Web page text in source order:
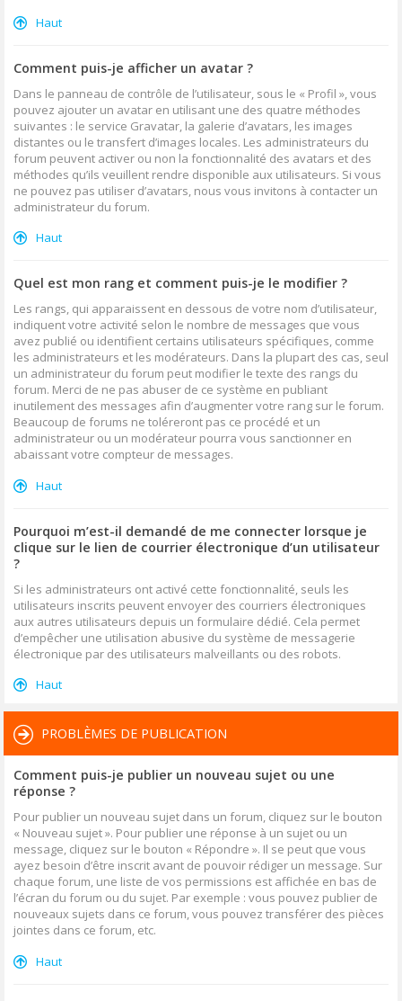
Haut
Comment puis-je afficher un avatar ?
Dans le panneau de contrôle de l’utilisateur, sous le « Profil », vous
pouvez ajouter un avatar en utilisant une des quatre méthodes
suivantes : le service Gravatar, la galerie d’avatars, les images
distantes ou le transfert d’images locales. Les administrateurs du
forum peuvent activer ou non la fonctionnalité des avatars et des
méthodes qu’ils veuillent rendre disponible aux utilisateurs. Si vous
ne pouvez pas utiliser d’avatars, nous vous invitons à contacter un
administrateur du forum.
Haut
Quel est mon rang et comment puis-je le modifier ?
Les rangs, qui apparaissent en dessous de votre nom d’utilisateur,
indiquent votre activité selon le nombre de messages que vous
avez publié ou identifient certains utilisateurs spécifiques, comme
les administrateurs et les modérateurs. Dans la plupart des cas, seul
un administrateur du forum peut modifier le texte des rangs du
forum. Merci de ne pas abuser de ce système en publiant
inutilement des messages afin d’augmenter votre rang sur le forum.
Beaucoup de forums ne toléreront pas ce procédé et un
administrateur ou un modérateur pourra vous sanctionner en
abaissant votre compteur de messages.
Haut
Pourquoi m’est-il demandé de me connecter lorsque je
clique sur le lien de courrier électronique d’un utilisateur
?
Si les administrateurs ont activé cette fonctionnalité, seuls les
utilisateurs inscrits peuvent envoyer des courriers électroniques
aux autres utilisateurs depuis un formulaire dédié. Cela permet
d’empêcher une utilisation abusive du système de messagerie
électronique par des utilisateurs malveillants ou des robots.
Haut
PROBLÈMES DE PUBLICATION
Comment puis-je publier un nouveau sujet ou une
réponse ?
Pour publier un nouveau sujet dans un forum, cliquez sur le bouton
« Nouveau sujet ». Pour publier une réponse à un sujet ou un
message, cliquez sur le bouton « Répondre ». Il se peut que vous
ayez besoin d’être inscrit avant de pouvoir rédiger un message. Sur
chaque forum, une liste de vos permissions est affichée en bas de
l’écran du forum ou du sujet. Par exemple : vous pouvez publier de
nouveaux sujets dans ce forum, vous pouvez transférer des pièces
jointes dans ce forum, etc.
Haut